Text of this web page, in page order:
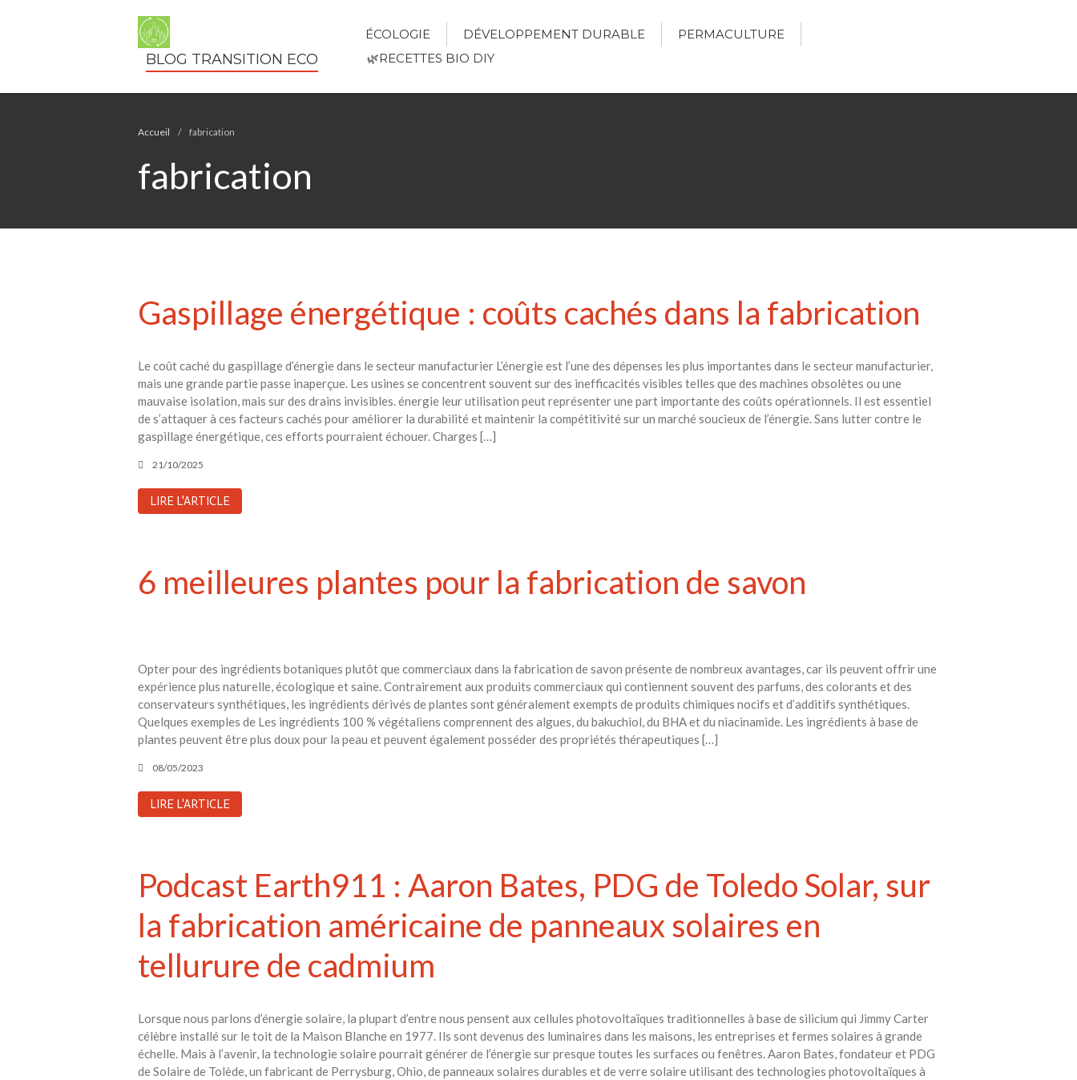
Recent Posts
avec vos enfants
guide pour les citoyens et les
électeurs
Aucun commentaire à afficher.
BLOG TRANSITION ECO
ÉCOLOGIE DÉVELOPPEMENT DURABLE
PERMACULTURE
🌿RECETTES BIO DIY
Accueil / fabrication
fabrication
Gaspillage énergétique : coûts cachés dans la fabrication
Le coût caché du gaspillage d’énergie dans le secteur manufacturier L’énergie est l’une des dépenses les plus importantes dans le secteur manufacturier,
mais une grande partie passe inaperçue. Les usines se concentrent souvent sur des inefficacités visibles telles que des machines obsolètes ou une
mauvaise isolation, mais sur des drains invisibles. énergie leur utilisation peut représenter une part importante des coûts opérationnels. Il est essentiel
de s’attaquer à ces facteurs cachés pour améliorer la durabilité et maintenir la compétitivité sur un marché soucieux de l’énergie. Sans lutter contre le
gaspillage énergétique, ces efforts pourraient échouer. Charges […]
21/10/2025
LIRE L'ARTICLE
6 meilleures plantes pour la fabrication de savon
Opter pour des ingrédients botaniques plutôt que commerciaux dans la fabrication de savon présente de nombreux avantages, car ils peuvent offrir une
expérience plus naturelle, écologique et saine. Contrairement aux produits commerciaux qui contiennent souvent des parfums, des colorants et des
conservateurs synthétiques, les ingrédients dérivés de plantes sont généralement exempts de produits chimiques nocifs et d’additifs synthétiques.
Quelques exemples de Les ingrédients 100 % végétaliens comprennent des algues, du bakuchiol, du BHA et du niacinamide. Les ingrédients à base de
plantes peuvent être plus doux pour la peau et peuvent également posséder des propriétés thérapeutiques […]
08/05/2023
LIRE L'ARTICLE
Podcast Earth911 : Aaron Bates, PDG de Toledo Solar, sur
la fabrication américaine de panneaux solaires en
tellurure de cadmium
Lorsque nous parlons d’énergie solaire, la plupart d’entre nous pensent aux cellules photovoltaïques traditionnelles à base de silicium qui Jimmy Carter
célèbre installé sur le toit de la Maison Blanche en 1977. Ils sont devenus des luminaires dans les maisons, les entreprises et fermes solaires à grande
échelle. Mais à l’avenir, la technologie solaire pourrait générer de l’énergie sur presque toutes les surfaces ou fenêtres. Aaron Bates, fondateur et PDG
de Solaire de Tolède, un fabricant de Perrysburg, Ohio, de panneaux solaires durables et de verre solaire utilisant des technologies photovoltaïques à